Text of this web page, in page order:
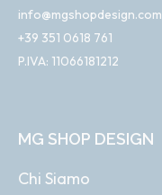
info@mgshopdesign.com
+39 351 0618 761
P.IVA: 11066181212
MG SHOP DESIGN
Chi Siamo